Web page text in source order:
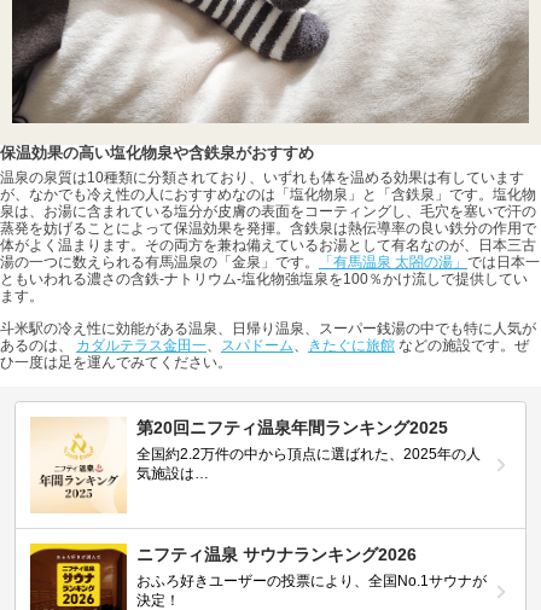
保温効果の高い塩化物泉や含鉄泉がおすすめ
温泉の泉質は10種類に分類されており、いずれも体を温める効果は有しています
が、なかでも冷え性の人におすすめなのは「塩化物泉」と「含鉄泉」です。塩化物
泉は、お湯に含まれている塩分が皮膚の表面をコーティングし、毛穴を塞いで汗の
蒸発を妨げることによって保温効果を発揮。含鉄泉は熱伝導率の良い鉄分の作用で
体がよく温まります。その両方を兼ね備えているお湯として有名なのが、日本三古
湯の一つに数えられる有馬温泉の「金泉」です。
「有馬温泉 太閤の湯」 では日本一
ともいわれる濃さの含鉄-ナトリウム-塩化物強塩泉を100％かけ流しで提供してい
ます。
斗米駅の冷え性に効能がある温泉、日帰り温泉、スーパー銭湯の中でも特に人気が
あるのは、 カダルテラス金田一 スパドーム きたぐに旅館 などの施設です。ぜ
ひ一度は足を運んでみてください。
第20回ニフティ温泉年間ランキング2025
全国約2.2万件の中から頂点に選ばれた、2025年の人
気施設は…
ニフティ温泉 サウナランキング2026
おふろ好きユーザーの投票により、全国No.1サウナが
決定！